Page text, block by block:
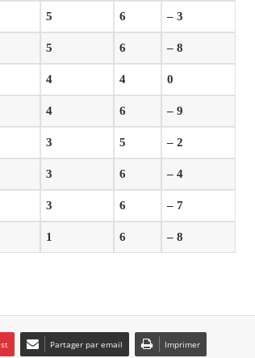
5 6 – 3
5 6 – 8
4 4 0
4 6 – 9
3 5 – 2
3 6 – 4
3 6 – 7
1 6 – 8
Partager par email Imprimer